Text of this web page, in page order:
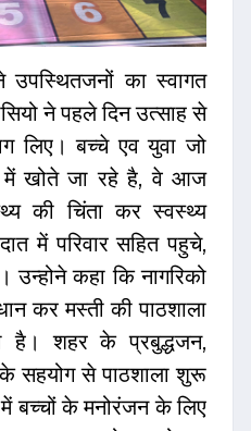
उपस्थितजनों का स्वागत
ने पहले दिन उत्साह से
लिए। बच्चे एव युवा जो
में खोते जा रहे है, वे आज
की चिंता कर स्वस्थ्य
में परिवार सहित पहुचे,
कहा कि नागरिको
कर मस्ती की पाठशाला
है। शहर के प्रबुद्धजन,
सहयोग से पाठशाला शुरू
में बच्चों के मनोरंजन के लिए